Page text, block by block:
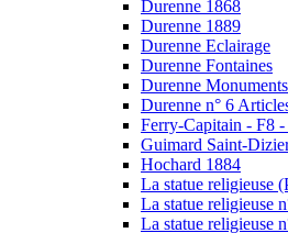
Durenne 1868
Durenne 1889
Durenne Eclairage
Durenne Fontaines
Durenne
Durenne n° 6
Ferry-Capitain - F8 -
Guimard Saint-
Hochard 1884
La statue religieuse
La statue religieuse
La statue religieuse